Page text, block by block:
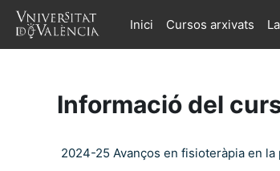
Ves al contingut principal
Inici
Cursos arxivats
Informació del
2024-25 Avanços en fisioteràpia en